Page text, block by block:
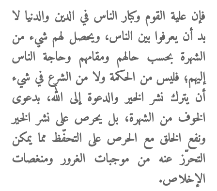
فإن علية القوم وكبار الناس في الدين والدنيا لا
بد أن يعرفوا بين الناس، ويحصل لهم شيء من
الشهرة بحسب حالهم ومقامهم وحاجة الناس
إليهم؛ فليس من الحكمة ولا من الشرع في شيء
أن يترك نشر الخير والدعوة إلى الله، بدعوى
الخوف من الشهرة، بل يحرص على نشر الخير
ونفع الخلق مع الحرص على التحفّظ مما يمكن
التحرّز عنه من موجبات الغرور ومنغصات
الإخلاص.